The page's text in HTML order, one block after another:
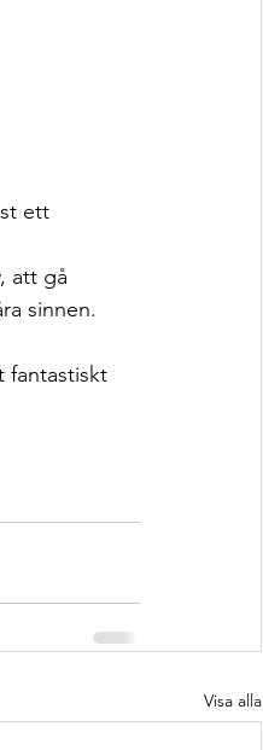
ett
att gå
sinnen.
fantastiskt
Visa alla